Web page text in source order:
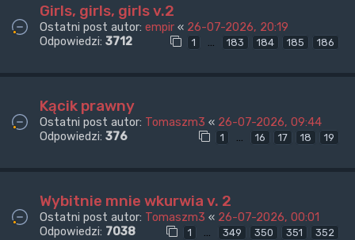
Girls, girls, girls v.2
Ostatni post autor: empir « 26-07-2026, 20:19
Odpowiedzi: 3712 1 … 183 184 185 186
Kącik prawny
Ostatni post autor: Tomaszm3 « 26-07-2026, 09:44
Odpowiedzi: 376 1 … 16 17 18 19
Wybitnie mnie wkurwia v. 2
Ostatni post autor: Tomaszm3 « 26-07-2026, 00:01
Odpowiedzi: 7038 1 … 349 350 351 352